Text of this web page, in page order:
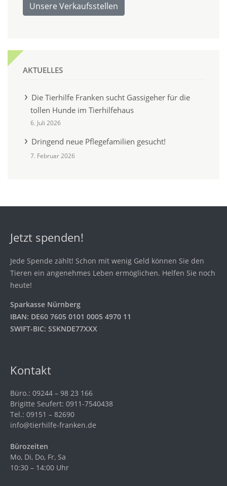
Unsere Verkaufsstellen
AKTUELLES
Die Tierhilfe Franken sucht Gassigeher für die
tollen Hunde im Tierhilfehaus
6. Juli 2026
Dringend neue Pflegefamilien gesucht!
7. Februar 2026
Jetzt spenden!
Jede Spende zählt! Schon mit wenig Geld können Sie den
Tieren ein angenehmes Leben ermöglichen. Helfen Sie noch
heute!
Sparkasse Nürnberg
IBAN: DE60 7605 0101 0005 4970 11
SWIFT-BIC: SSKNDE77XXX
Kontakt
Büro.: 09244 – 98 23 166
Brigitte Seufert: 0911-7540438
Tel.: 09151 – 82690
info@tierhilfe-franken.de
Bürozeiten
Mo, Di, Do, Fr, Sa
10:30 – 14:00 Uhr